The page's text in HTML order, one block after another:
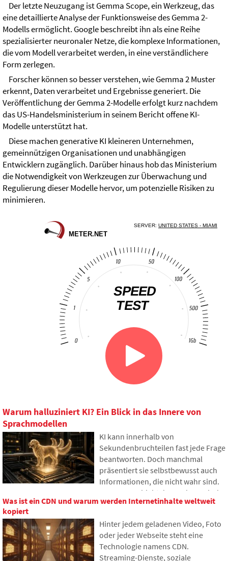
Der letzte Neuzugang ist Gemma Scope, ein Werkzeug, das
eine detaillierte Analyse der Funktionsweise des Gemma 2-
Modells ermöglicht. Google beschreibt ihn als eine Reihe
spezialisierter neuronaler Netze, die komplexe Informationen,
die vom Modell verarbeitet werden, in eine verständlichere
Form zerlegen.
Forscher können so besser verstehen, wie Gemma 2 Muster
erkennt, Daten verarbeitet und Ergebnisse generiert. Die
Veröffentlichung der Gemma 2-Modelle erfolgt kurz nachdem
das US-Handelsministerium in seinem Bericht offene KI-
Modelle unterstützt hat.
Diese machen generative KI kleineren Unternehmen,
gemeinnützigen Organisationen und unabhängigen
Entwicklern zugänglich. Darüber hinaus hob das Ministerium
die Notwendigkeit von Werkzeugen zur Überwachung und
Regulierung dieser Modelle hervor, um potenzielle Risiken zu
minimieren.
Warum halluziniert KI? Ein Blick in das Innere von
Sprachmodellen
KI kann innerhalb von
Sekundenbruchteilen fast jede Frage
beantworten. Doch manchmal
präsentiert sie selbstbewusst auch
Informationen, die nicht wahr sind.
Warum geschieht das und was sind
sogenannte KI-Halluzinationen? Im
Sprachmodelle funktionieren,
warum sie gelegentlich falsche
Antworten generieren und wie
Was ist ein CDN und warum werden Internetinhalte weltweit
kopiert
Hinter jedem geladenen Video, Foto
oder jeder Webseite steht eine
Technologie namens CDN.
Streaming-Dienste, soziale